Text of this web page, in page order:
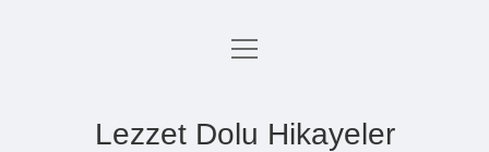
Anasayfa
menüyü
Lezzet Dolu Hikayeler